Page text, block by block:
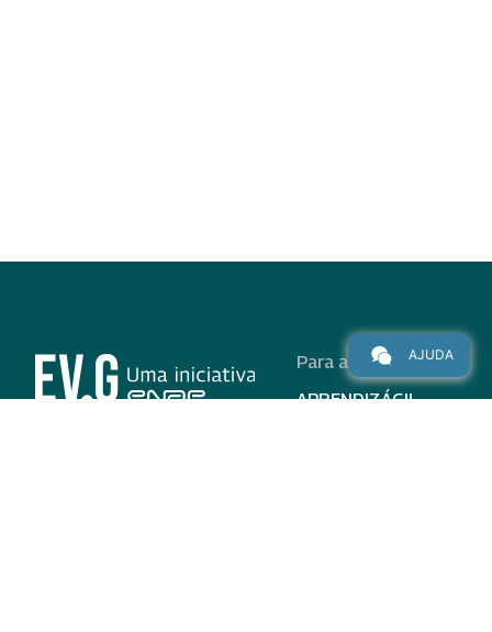
Para alunos
APRENDIZÁGIL
AJUDA